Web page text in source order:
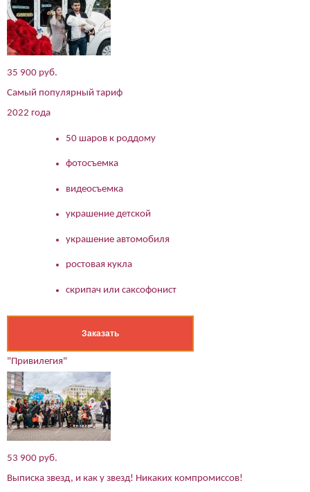
35 900 руб.
Самый популярный тариф
2022 года
50 шаров к роддому
фотосъемка
видеосъемка
украшение детской
украшение автомобиля
ростовая кукла
скрипач или саксофонист
Заказать
"Привилегия"
53 900 руб.
Выписка звезд, и как у звезд! Никаких компромиссов!